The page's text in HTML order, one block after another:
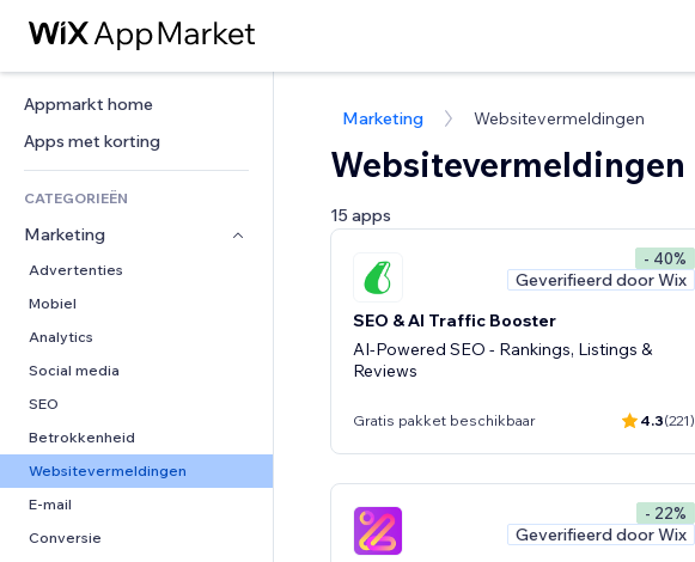
Appmarkt home
Apps met korting
CATEGORIEËN
Marketing
Advertenties
Mobiel
Analytics
Social media
SEO
Betrokkenheid
Websitevermeldingen
E-mail
Conversie
Marketing Websitevermeldingen
Websitevermeldingen
15 apps
- 40%
Geverifieerd door Wix
SEO & AI Traffic Booster
AI-Powered SEO - Rankings, Listings &
Reviews
Gratis pakket beschikbaar 4.3(221)
- 22%
Geverifieerd door Wix